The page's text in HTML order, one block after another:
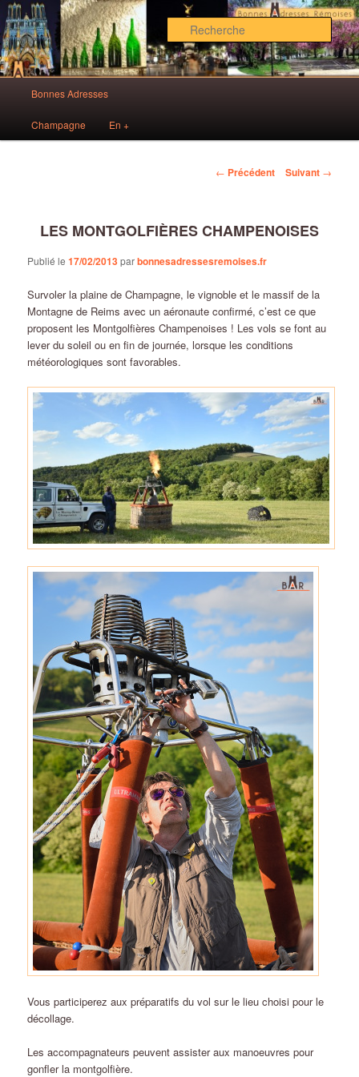
Aller
au
contenu
principalBonnes Adresses Rémoises
Des bonnes adresses sur Reims!
principal
Bonnes Adresses
Champagne En +
Navigation
← Précédent Suivant →
LES MONTGOLFIÈRES CHAMPENOISES
Publié le17/02/2013parbonnesadressesremoises.fr
Survoler la plaine de Champagne, le vignoble et le massif de la
Montagne de Reims avec un aéronaute confirmé, c’est ce que
proposent les Montgolfières Champenoises ! Les vols se font au
lever du soleil ou en fin de journée, lorsque les conditions
météorologiques sont favorables.
Vous participerez aux préparatifs du vol sur le lieu choisi pour le
décollage.
Les accompagnateurs peuvent assister aux manoeuvres pour
gonfler la montgolfière.